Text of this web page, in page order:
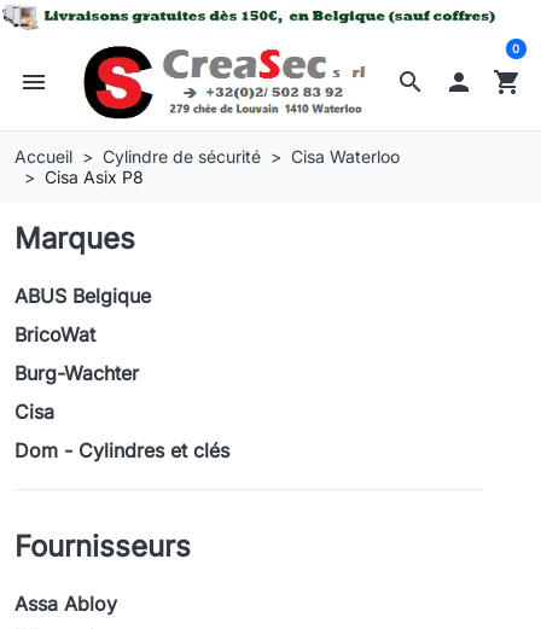
search
menu  shopping_cart
0
Accueil Cylindre de sécurité
Cisa Waterloo
Cisa Asix P8
Marques
ABUS Belgique
BricoWat
Burg-Wachter
Cisa
Dom - Cylindres et clés
Fournisseurs
Assa Abloy